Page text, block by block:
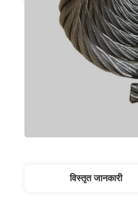
विस्तृत जानकारी